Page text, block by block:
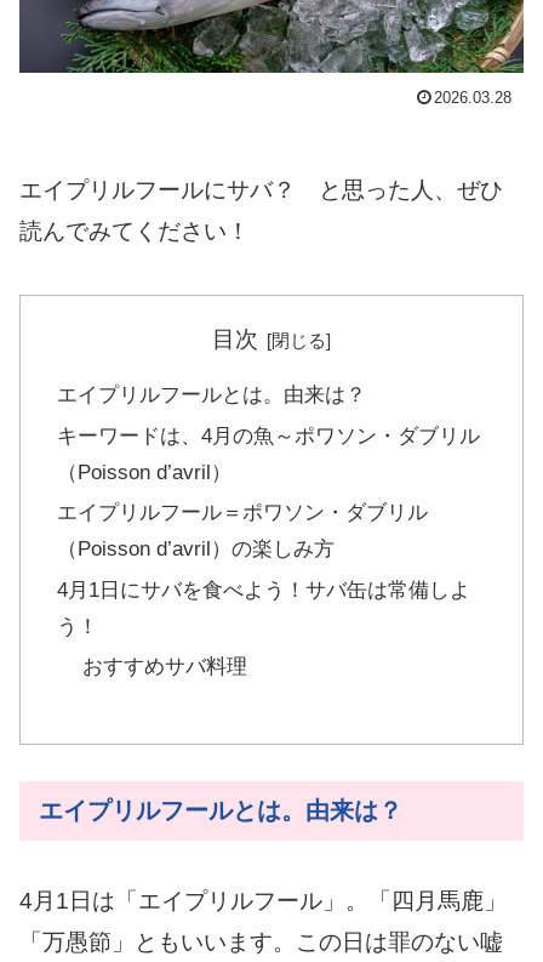
2026.03.28
エイプリルフールにサバ？ と思った人、ぜひ
読んでみてください！
目次
エイプリルフールとは。由来は？
キーワードは、4月の魚～ポワソン・ダブリル
（Poisson d’avril）
エイプリルフール＝ポワソン・ダブリル
（Poisson d’avril）の楽しみ方
4月1日にサバを食べよう！サバ缶は常備しよ
う！
おすすめサバ料理
エイプリルフールとは。由来は？
4月1日は「エイプリルフール」。「四月馬鹿」
「万愚節」ともいいます。この日は罪のない嘘